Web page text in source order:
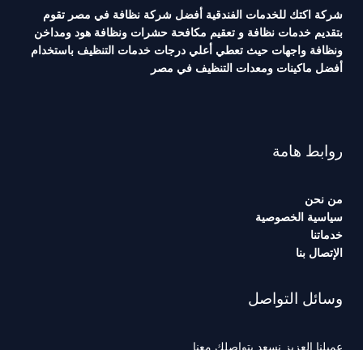
شركة اكتك للخدمات الفندقية أفضل شركة نظافة في مصر تقوم
بتقديم خدمات نظافة و تعقيم مكافحة حشرات ونظافة هود ومداخن
ونظافة واجهات حيث تعطي أعلي درجات خدمات التنظيف باستخدام
أفضل ماكينات ومعدات التنظيف في مصر
روابط هامة
من نحن
سياسية الخصوصية
خدماتنا
الإتصال بنا
وسائل التواصل
عميلنا العزيز نسعد بتواصلك معنا